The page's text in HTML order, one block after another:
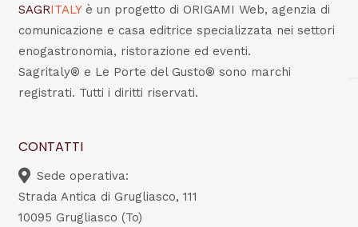
SAGRITALY è un progetto di ORIGAMI Web, agenzia di
comunicazione e casa editrice specializzata nei settori
enogastronomia, ristorazione ed eventi.
Sagritaly® e Le Porte del Gusto® sono marchi
registrati. Tutti i diritti riservati.
CONTATTI
Sede operativa:
Strada Antica di Grugliasco, 111
10095 Grugliasco (To)